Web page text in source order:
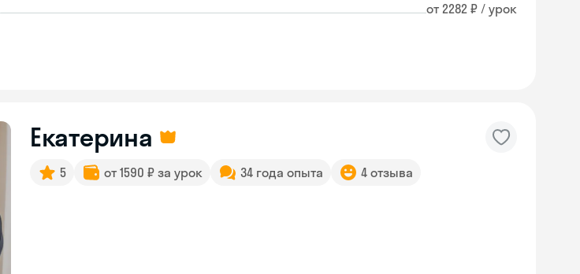
от 2282 ₽ / урок
Екатерина
5 от 1590 ₽ за урок 34 года опыта 4 отзыва